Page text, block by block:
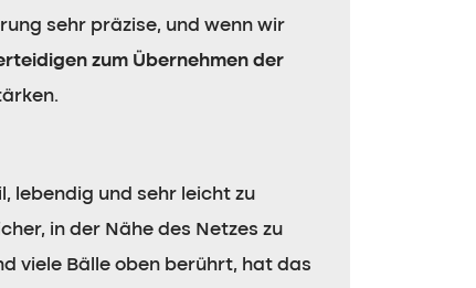
sehr präzise, und wenn wir
zum Übernehmen der
lebendig und sehr leicht zu
in der Nähe des Netzes zu
viele Bälle oben berührt, hat das